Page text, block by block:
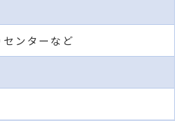
ンターなど